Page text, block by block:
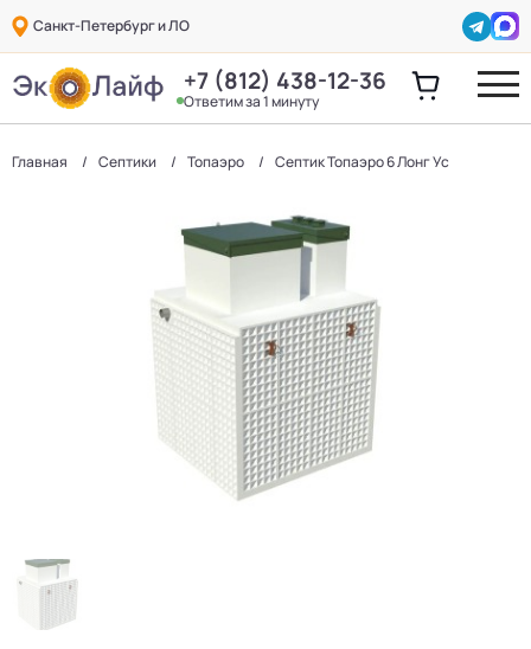
Санкт-Петербург и ЛО
+7 (812) 438-12-36
Ответим за 1 минуту
Главная Септики Топаэро Септик Топаэро 6 Лонг Ус